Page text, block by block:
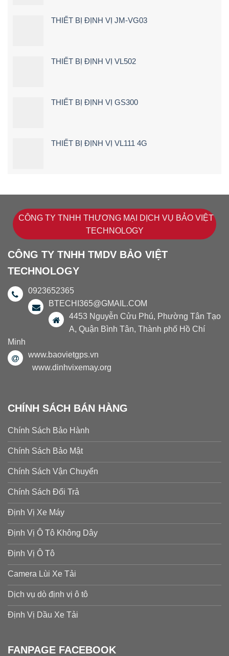
độ
Bảng
Chọn
(2026)
THIẾT BỊ ĐỊNH VỊ JM-VG03
THIẾT BỊ ĐỊNH VỊ VL502
THIẾT BỊ ĐỊNH VỊ GS300
THIẾT BỊ ĐỊNH VỊ VL111 4G
CÔNG TY TNHH THƯƠNG MẠI DỊCH VỤ BẢO VIỆT
TECHNOLOGY
CÔNG TY TNHH TMDV BẢO VIỆT
TECHNOLOGY
0923652365
BTECHI365@GMAIL.COM
4453 Nguyễn Cửu Phú, Phường Tân Tạo
A, Quận Bình Tân, Thành phố Hồ Chí
Minh
www.baovietgps.vn
www.dinhvixemay.org
CHÍNH SÁCH BÁN HÀNG
Chính Sách Bảo Hành
Chính Sách Bảo Mật
Chính Sách Vận Chuyển
Chính Sách Đổi Trả
Định Vị Xe Máy
Định Vị Ô Tô Không Dây
Định Vị Ô Tô
Camera Lùi Xe Tải
Dịch vụ dò định vị ô tô
Định Vị Dầu Xe Tải
FANPAGE FACEBOOK